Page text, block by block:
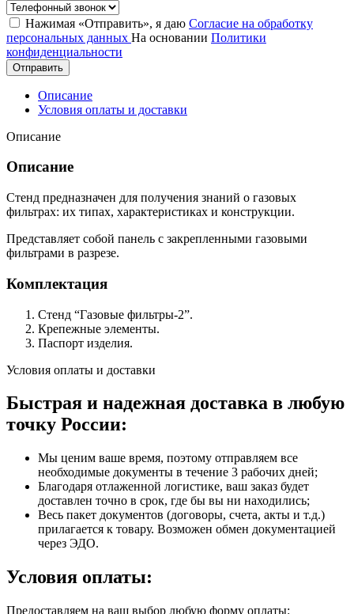
Нажимая «Отправить», я даю Согласие на обработку
персональных данных На основании Политики
конфиденциальности
Отправить
Описание
Условия оплаты и доставки
Описание
Описание
Стенд предназначен для получения знаний о газовых
фильтрах: их типах, характеристиках и конструкции.
Представляет собой панель с закрепленными газовыми
фильтрами в разрезе.
Комплектация
Стенд “Газовые фильтры-2”.
Крепежные элементы.
Паспорт изделия.
Условия оплаты и доставки
Быстрая и надежная доставка в любую
точку России:
Мы ценим ваше время, поэтому отправляем все
необходимые документы в течение 3 рабочих дней;
Благодаря отлаженной логистике, ваш заказ будет
доставлен точно в срок, где бы вы ни находились;
Весь пакет документов (договоры, счета, акты и т.д.)
прилагается к товару. Возможен обмен документацией
через ЭДО.
Условия оплаты:
Предоставляем на ваш выбор любую форму оплаты: